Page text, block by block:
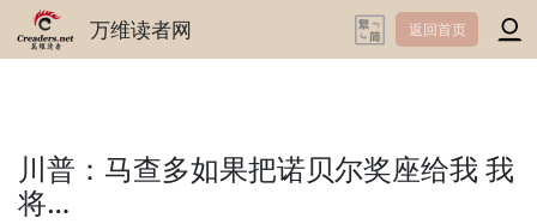
万维读者网 返回首页
川普：马查多如果把诺贝尔奖座给我 我
将…